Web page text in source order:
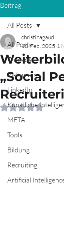
Beitrag
All Posts
Threads
Instagram
LinkedIn
Künstliche
META
Tools
Bildung
Recruiting
Artificial
All Posts
„Social
christinagaudl
10. Feb. 2025 1
Mit NaN von